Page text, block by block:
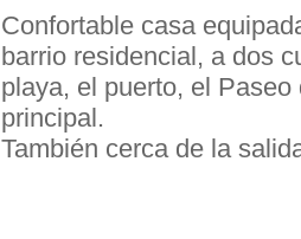
Confortable casa
barrio residencial, a dos
playa, el puerto, el
principal.
También cerca de la